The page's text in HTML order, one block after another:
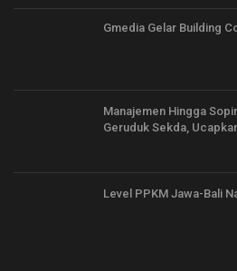
Gmedia Gelar Building
Manajemen Hingga
Geruduk Sekda,
Level PPKM Jawa-Bali